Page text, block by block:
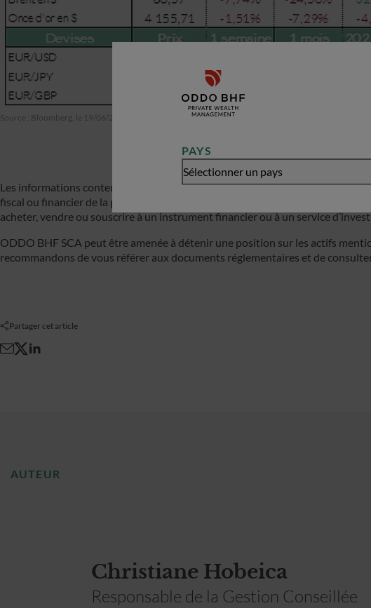
PAYS
Sélectionner un pays
Source : Bloomberg, le 19/06/2026
Les informations contenues dans ce document sont fournies à titre
fiscal ou financier de la part de ODDO BHF SCA. Ces informations sont
acheter, vendre ou souscrire à un instrument financier ou à un service
ODDO BHF SCA peut être amenée à détenir une position sur les actifs
recommandons de vous référer aux documents réglementaires et de
Partager cet article
AUTEUR
Christiane Hobeica
Responsable de la Gestion Conseillée